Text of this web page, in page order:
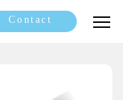
Contact